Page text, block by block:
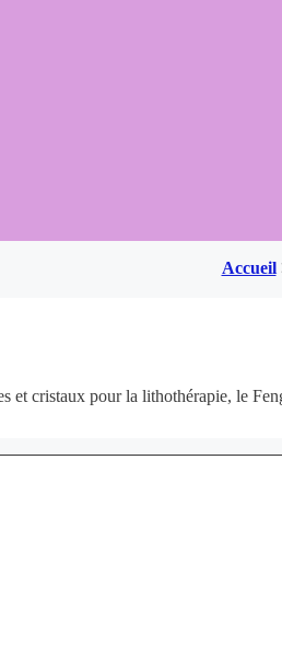
Accueil
et cristaux pour la lithothérapie, le